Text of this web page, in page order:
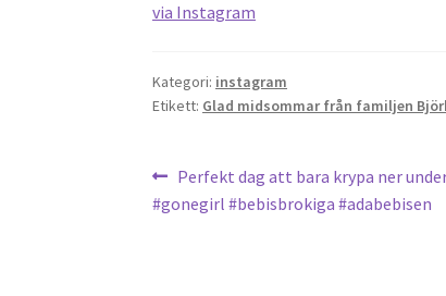
via Instagram
Kategori: instagram
Etikett: Glad midsommar från familjen
Inläggsnavigering
Föregående
inlägg:
Perfekt dag att bara krypa ner
#gonegirl #bebisbrokiga #adabebisen